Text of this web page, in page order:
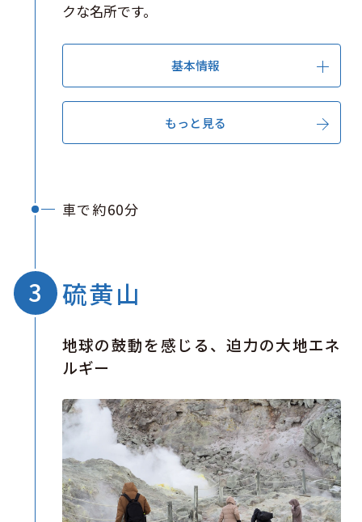
クな名所です。
基本情報
もっと見る
車で約60分
硫黄山
地球の鼓動を感じる、迫力の大地エネ
ルギー